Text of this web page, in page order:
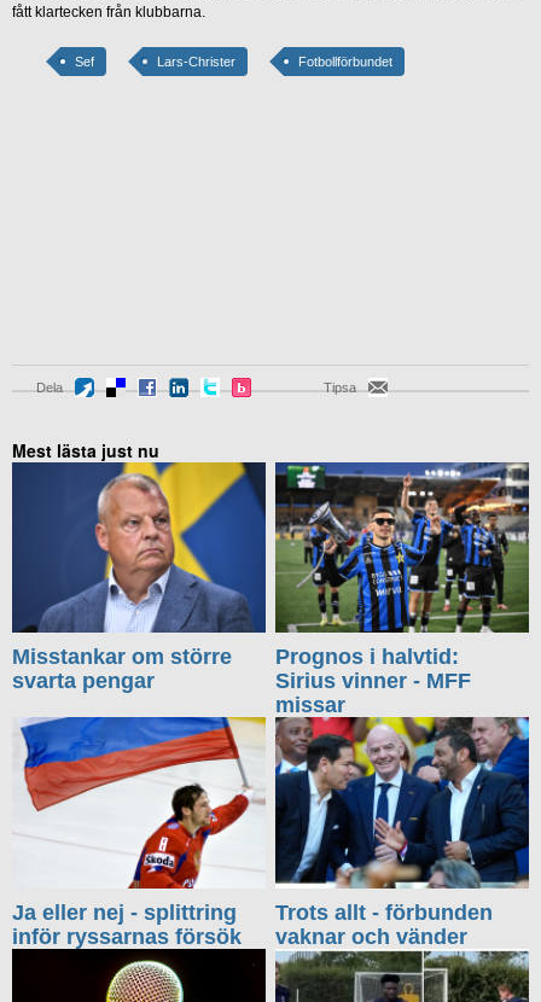
fått klartecken från klubbarna.
Sef Lars-Christer Fotbollförbundet
Dela Tipsa
Mest lästa just nu
Misstankar om större
svarta pengar
Prognos i halvtid:
Sirius vinner - MFF
missar
Ja eller nej - splittring
inför ryssarnas försök
Trots allt - förbunden
vaknar och vänder